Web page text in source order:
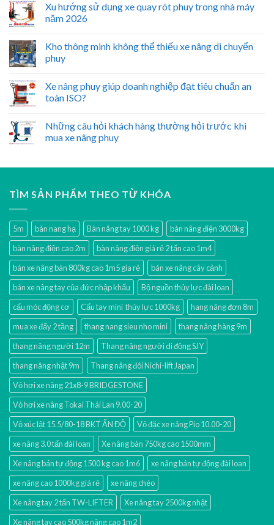
Xu hướng sử dụng xe quay rót phuy trong nhà máy
năm 2026
Kho thông minh không thể thiếu xe nâng di chuyển
phuy
Xe nâng phuy giúp doanh nghiệp đạt tiêu chuẩn an
toàn ISO?
Những câu hỏi khách hàng thường hỏi trước khi
mua xe nâng phuy
TÌM SẢN PHẨM THEO TỪ KHÓA
5m bàn nang hạ Bàn nâng tay 1000 kg
bàn nâng điện 3000kg
bàn nâng điện cao 2m
bàn nâng điện giá rẻ 2 tấn cao 1m4
bán xe nâng bàn 800kg cao 1m5 gía rẻ
bán xe nâng cây cảnh
bán xe nâng tay của đức nhập khẩu
Bộ nguồn thủy lực đài loan
cẩu móc động cơ
Cẩu tay mini thủy lực 1000kg
hang nâng đơn 8m
mua xe đẩy 2 tầng
thang nang sieu nho mini
thang nâng hàng 9m
thang nâng người 12m
Thang nâng người di động SJY
thang nâng nhật 9m
Thang nâng đôi Nichi-lift Japan
Vỏ hơi xe nâng 21x8-9 BRIDGESTONE
Vỏ hơi xe nâng Tokai Thái Lan 9.00-20
Vỏ xúc lật 15.5/80-18 BKT ẤN ĐỘ
Vỏ đặc xe nâng Pio 10.00-20
xe nâng 3.0 tấn đài loan
Xe nâng bàn 750kg cao 1500mm
Xe nâng bán tự động 1500 kg cao 1m6
xe nâng bán tự động đài loan
xe nâng cao 1000kg giá rẻ
xe nâng chéo
Xe nâng tay 2 tấn TW-LIFTER
Xe nâng tay 2500kg nhật
Xe nâng tay cao 500kg nâng cao 1m2